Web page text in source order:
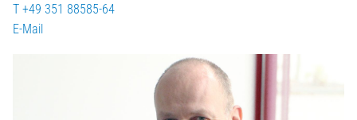
T +49 351 88585-64
E-Mail